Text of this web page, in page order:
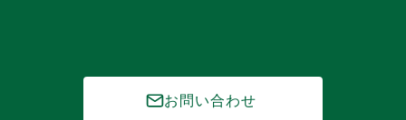
お問い合わせ